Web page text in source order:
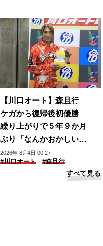
【川口オート】森且行
ケガから復帰後初優勝
繰り上がりで５年９か月
ぶり「なんかおかしい感
じ」
2026年 8月4日 00:27
#川口オート #森且行
すべて見る